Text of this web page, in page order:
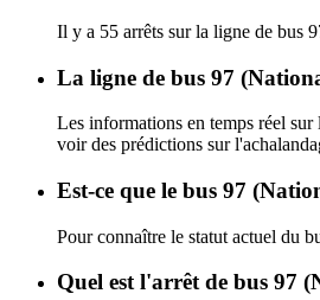
Il y a 55 arrêts sur la ligne de bus
La ligne de bus 97
Les informations en temps réel
voir des prédictions sur
Est-ce que le bus 97
Pour connaître le statut actuel du
Quel est l'arrêt de bus 97